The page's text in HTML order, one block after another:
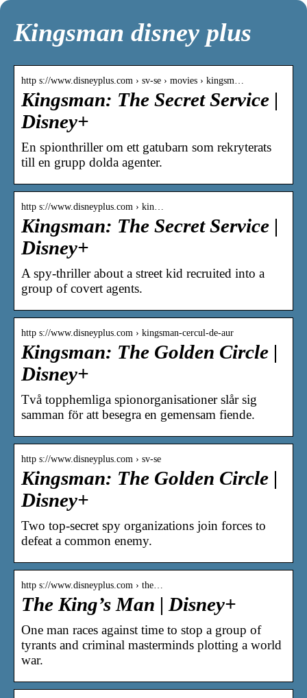
Kingsman disney plus
http s://www.disneyplus.com › sv-se › movies › kingsm…
Kingsman: The Secret Service |
Disney+
En spionthriller om ett gatubarn som rekryterats
till en grupp dolda agenter.
http s://www.disneyplus.com › kin…
Kingsman: The Secret Service |
Disney+
A spy-thriller about a street kid recruited into a
group of covert agents.
http s://www.disneyplus.com › kingsman-cercul-de-aur
Kingsman: The Golden Circle |
Disney+
Två topphemliga spionorganisationer slår sig
samman för att besegra en gemensam fiende.
http s://www.disneyplus.com › sv-se
Kingsman: The Golden Circle |
Disney+
Two top-secret spy organizations join forces to
defeat a common enemy.
http s://www.disneyplus.com › the…
The King’s Man | Disney+
One man races against time to stop a group of
tyrants and criminal masterminds plotting a world
war.